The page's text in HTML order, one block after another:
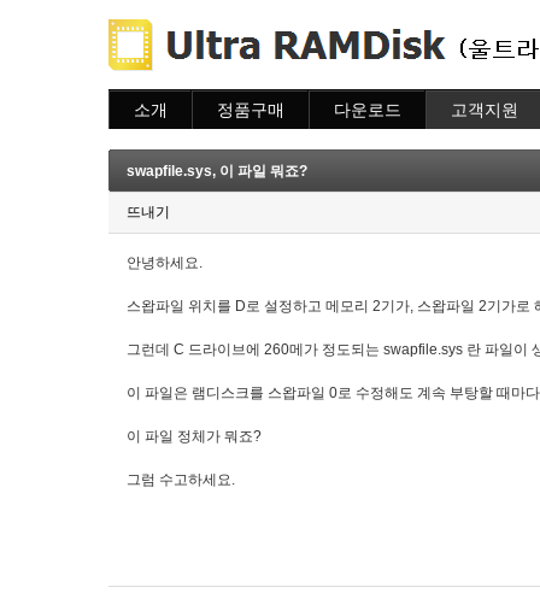
소개 정품구매
주문조회
이용안내
다운로드 고객지원
질문하기
swapfile.sys, 이 파일 뭐죠?
뜨내기
안녕하세요.
스왑파일 위치를 D로 설정하고 메모리 2기가, 스왑파일 2기가로
그런데 C 드라이브에 260메가 정도되는 swapfile.sys 란 파일이
이 파일은 램디스크를 스왑파일 0로 수정해도 계속 부탕할 때마
이 파일 정체가 뭐죠?
그럼 수고하세요.